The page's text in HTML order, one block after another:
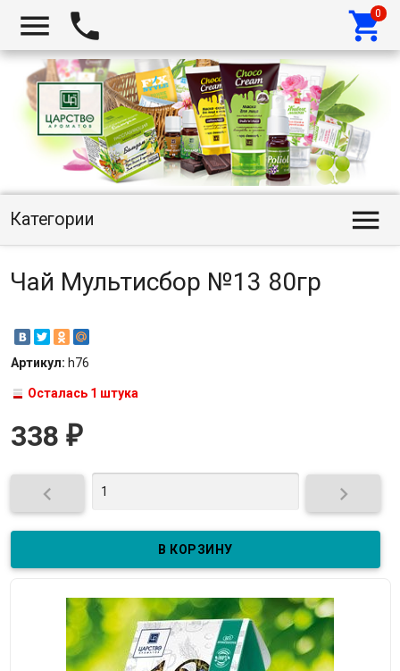
  
Категории 
Чай Мультисбор №13 80гр
Артикул: h76
Осталась 1 штука
338 ₽
 